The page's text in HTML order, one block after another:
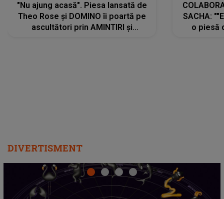
"Nu ajung acasă". Piesa lansată de
Theo Rose și DOMINO îi poartă pe
ascultători prin AMINTIRI și
SACHA:
o piesă
DIVERTISMENT